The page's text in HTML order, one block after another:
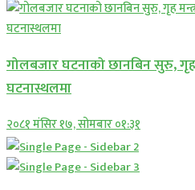
गोलबजार घटनाको छानबिन सुरु, गृह
घटनास्थलमा
२०८१ मंसिर १७, सोमबार ०१:३१